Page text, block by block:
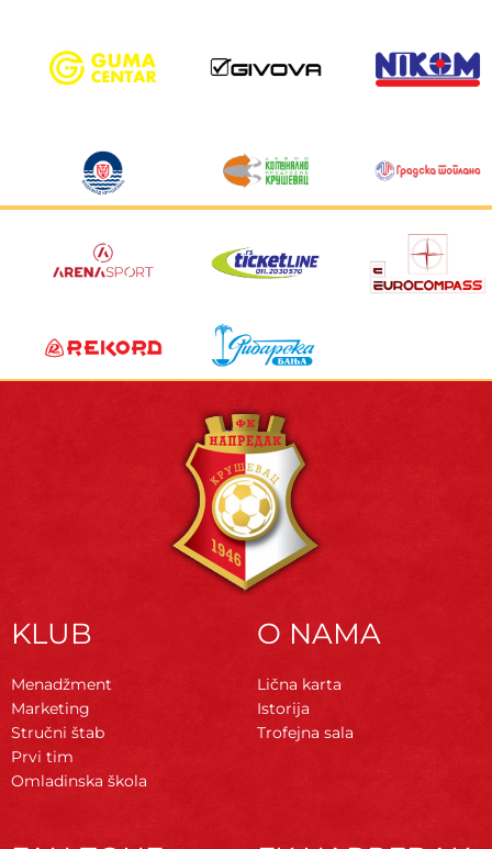
KLUB
Menadžment
Marketing
Stručni štab
Prvi tim
Omladinska škola
O NAMA
Lična karta
Istorija
Trofejna sala